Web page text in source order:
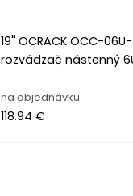
19" OCRACK OCC-
rozvádzač nástenný
na objednávku
118.94 €